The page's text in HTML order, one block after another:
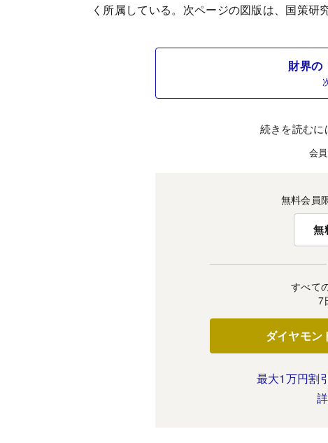
く所属している。次ページの図版は、国策研
財界の
続きを読むに
会
無料会員
無
すべて
7
ダイヤモン
最大1万円割